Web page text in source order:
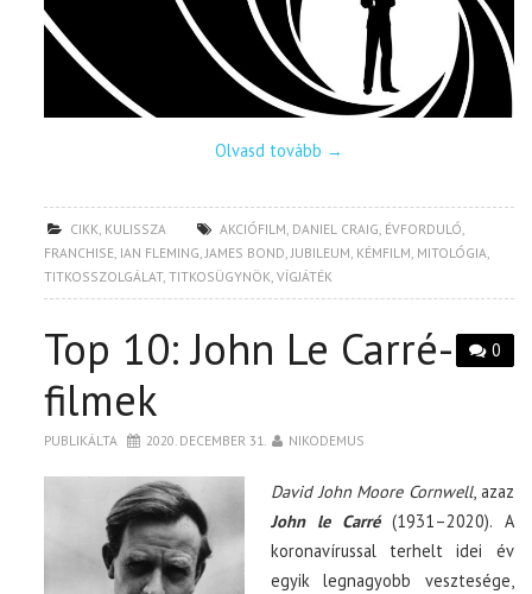
Olvasd tovább →
CIKK, KULISSZA AKCIÓFILM, DANIEL CRAIG, ÉVFORDULÓ,
FRANCHISE, IAN FLEMING,JAMES BOND,JUBILEUM, KÉMFILM, MITOLÓGIA,
TITKOSSZOLGÁLAT,TITKOSÜGYNÖK,VÍGJÁTÉK
0
Top 10: John Le Carré-
filmek
PUBLIKÁLTA 2020. DECEMBER 31. NIKODEMUS
David John Moore Cornwell, azaz
John le Carré(1931–2020). A
koronavírussal terhelt idei év
egyik legnagyobb vesztesége,